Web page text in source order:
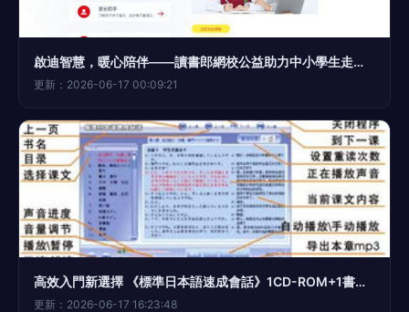
啟迪智慧，暖心陪伴——讀書郎網校公益助力中小學生走好人生第一步
更新：2026-06-17 00:09:21
高效入門新選擇 《標準日本語速成會話》1CD-ROM+1書僅售15元
更新：2026-06-17 16:23:48